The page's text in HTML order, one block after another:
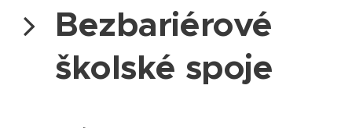
Bezbariérové
školské spoje